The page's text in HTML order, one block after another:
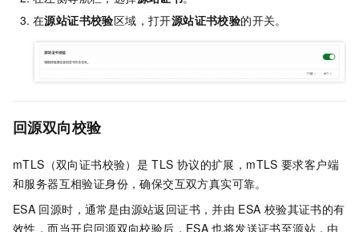
在源站证书校验区域，打开源站证书校验的开关。
回源双向校验
mTLS（双向证书校验）是 TLS 协议的扩展，mTLS 要求客户端
和服务器互相验证身份，确保交互双方真实可靠。
ESA 回源时，通常是由源站返回证书，并由 ESA 校验其证书的有
效性，而当开启回源双向校验后， ESA 也将发送证书至源站，由